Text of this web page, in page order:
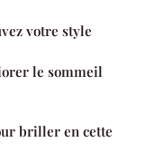
votre style
le sommeil
briller en cette